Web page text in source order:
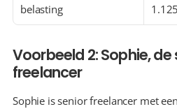
belasting
1.125
Voorbeeld 2: Sophie, de
freelancer
Sophie is senior freelancer met een